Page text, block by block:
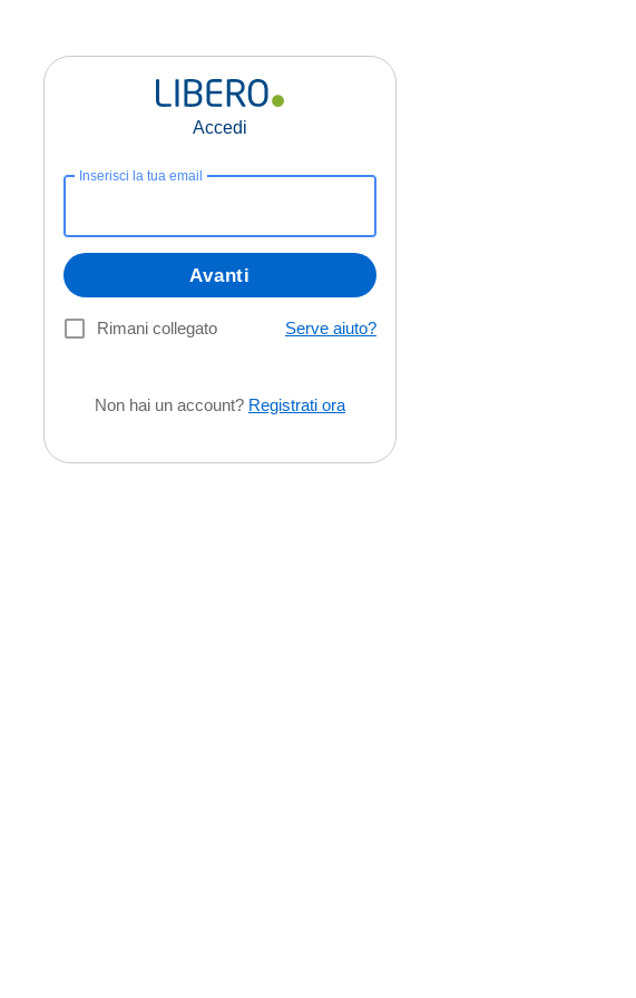
Accedi
Inserisci la tua email
Avanti
Rimani collegato Serve aiuto?
Non hai un account? Registrati ora